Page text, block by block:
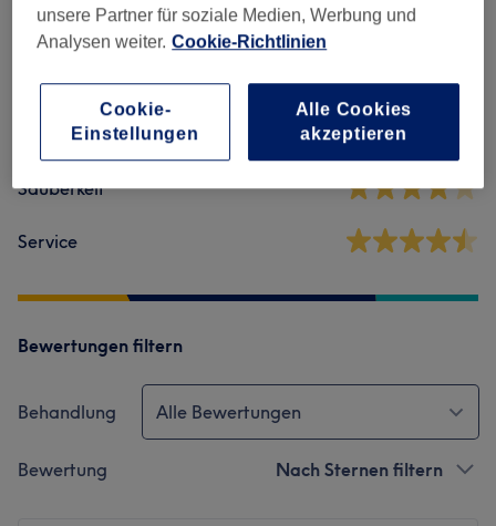
4,2 20 Bewertungen
Ambiente
Sauberkeit
Service
Bewertungen filtern
Behandlung Alle Bewertungen
Bewertung Nach Sternen filtern
unsere Partner für soziale Medien, Werbung und
Analysen weiter. Cookie-Richtlinien
Alle Cookies
akzeptieren
Cookie-
Einstellungen